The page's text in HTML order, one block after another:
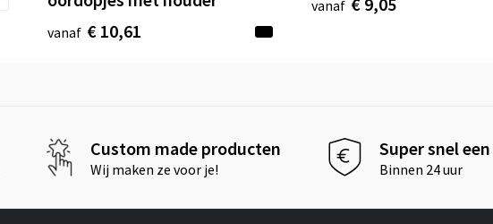
vanaf € 10,61
vanaf
Custom made producten
Wij maken ze voor je!
Super snel
Binnen 24 uur